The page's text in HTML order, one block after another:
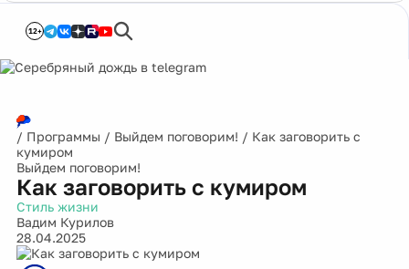
12+
/ Программы / Выйдем поговорим! / Как заговорить с
кумиром
Выйдем поговорим!
Как заговорить с кумиром
Стиль жизни
Вадим Курилов
28.04.2025